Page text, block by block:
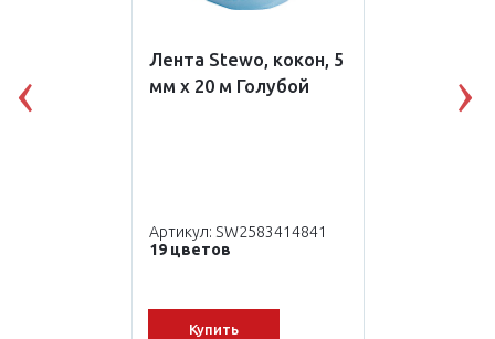
Лента Stewo, кокон, 5
мм х 20 м Голубой
Артикул: SW2583414841
19 цветов
Купить